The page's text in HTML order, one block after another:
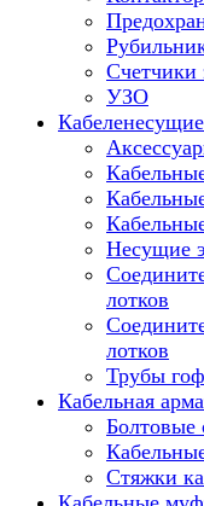
Счетчики
УЗО
Несущие
лотков
лотков
Трубы
Кабельная
Болтовые
Стяжки